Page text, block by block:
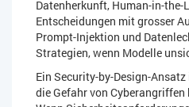
Datenherkunft, Human-in-
Entscheidungen mit grosser
Prompt-Injektion und
Strategien, wenn Modelle
Ein Security-by-Design-
die Gefahr von